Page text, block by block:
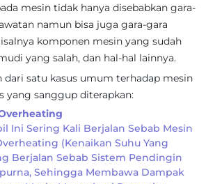
mesin tidak hanya disebabkan gara-
namun bisa juga gara-gara
komponen mesin yang sudah
yang salah, dan hal-hal lainnya.
dari satu kasus umum terhadap mesin
yang sanggup diterapkan:
Ini Sering Kali Berjalan Sebab Mesin
(kenaikan Suhu Yang
Berjalan Sebab Sistem Pendingin
Sehingga Membawa Dampak